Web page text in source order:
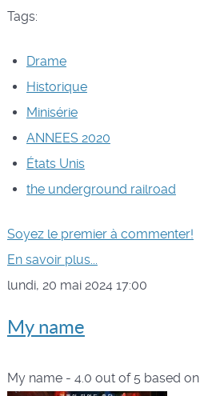
Tags:
Drame
Historique
Minisérie
ANNEES 2020
États Unis
the underground railroad
Soyez le premier à commenter!
En savoir plus...
lundi, 20 mai 2024 17:00
My name
My name- 4.0 out of 5 based on